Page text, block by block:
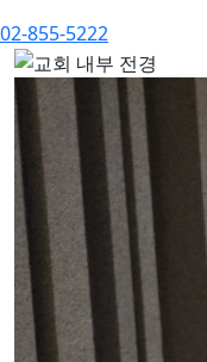
02-855-5222